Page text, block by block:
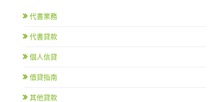
代書業務
代書貸款
個人信貸
借貸指南
其他貸款